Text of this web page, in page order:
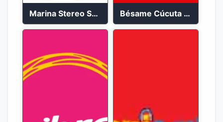
Marina Stereo San Andres 94.5 FM Bésame Cúcuta en vivo 2023